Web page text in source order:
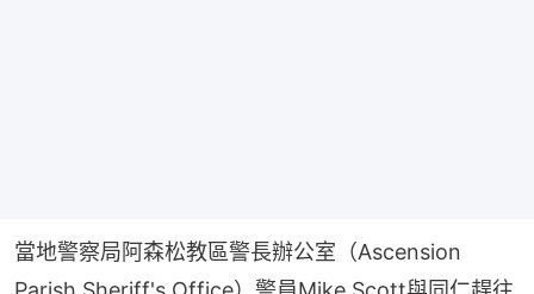
當地警察局阿森松教區警長辦公室（Ascension